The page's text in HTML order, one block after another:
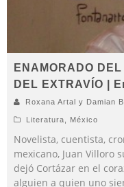
ENAMORADO
DEL EXTRAVÍO |
Roxana Artal y Damian
Literatura México
Novelista, cuentista,
mexicano, Juan Villoro
dejó Cortázar en el
alguien a quien uno